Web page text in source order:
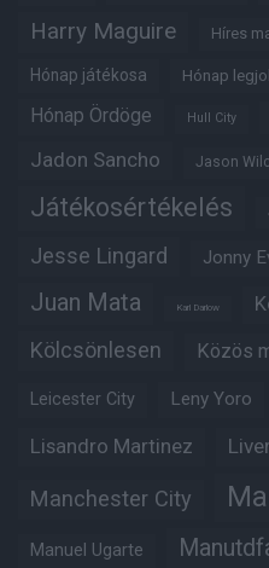
Harry Maguire Híres
Hónap játékosa Hónap
Hónap Ördöge Hull City
Jadon Sancho Jason
Játékosértékelés
Jesse Lingard Jonny
Juan Mata Karl Darlow
Kölcsönlesen Közös
Leicester City Leny Yoro
Lisandro Martinez
Manchester City
Manuel Ugarte